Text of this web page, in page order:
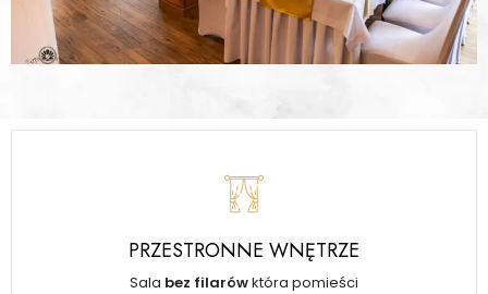
PRZESTRONNE WNĘTRZE
Sala bez filarówktóra pomieści